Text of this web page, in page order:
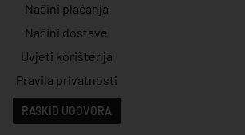
Načini plaćanja
Načini dostave
Uvjeti korištenja
Pravila privatnosti
RASKID UGOVORA